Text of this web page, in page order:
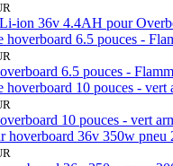
ion 36v 4.4AH pour
6.5 pouces -
10 pouces - vert